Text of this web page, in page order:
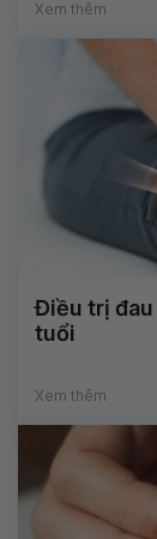
Xem thêm
Điều trị
tuổi
Xem thêm